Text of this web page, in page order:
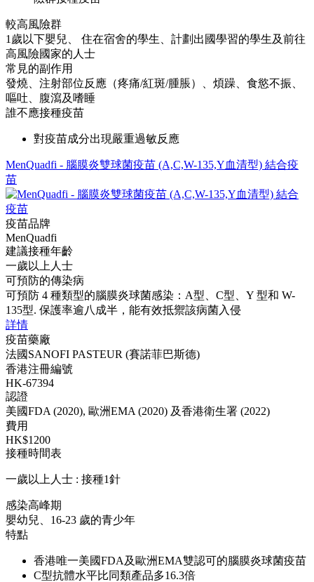
較高風險群
1歲以下嬰兒、 住在宿舍的學生、計劃出國學習的學生及前往
高風險國家的人士
常見的副作用
發燒、注射部位反應（疼痛/紅斑/腫脹）、煩躁、食慾不振、
嘔吐、腹瀉及嗜睡
誰不應接種疫苗
對疫苗成分出現嚴重過敏反應
MenQuadfi - 腦膜炎雙球菌疫苗 (A,C,W-135,Y血清型) 結合疫
苗
疫苗品牌
MenQuadfi
建議接種年齡
一歲以上人士
可預防的傳染病
可預防 4 種類型的腦膜炎球菌感染：A型、C型、Y 型和 W-
135型. 保護率逾八成半，能有效抵禦該病菌入侵
詳情
疫苗藥廠
法國SANOFI PASTEUR (賽諾菲巴斯德)
香港注冊編號
HK-67394
認證
美國FDA (2020), 歐洲EMA (2020) 及香港衛生署 (2022)
費用
HK$1200
接種時間表
一歲以上人士 : 接種1針
感染高峰期
嬰幼兒、16-23 歲的青少年
特點
香港唯一美國FDA及歐洲EMA雙認可的腦膜炎球菌疫苗
C型抗體水平比同類產品多16.3倍